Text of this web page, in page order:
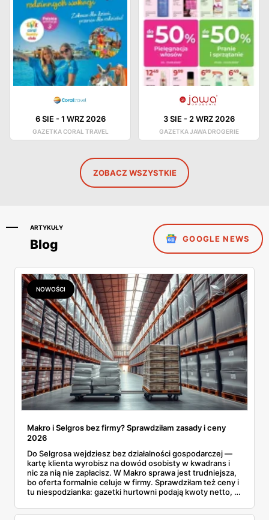
6 SIE -1 WRZ 2026
GAZETKA CORAL TRAVEL
3 SIE - 2 WRZ 2026
GAZETKA JAWA DROGERIE
ZOBACZ WSZYSTKIE
ARTYKUŁY
Blog GOOGLE NEWS
NOWOŚCI
Makro i Selgros bez firmy? Sprawdziłam zasady i ceny
2026
Do Selgrosa wejdziesz bez działalności gospodarczej —
kartę klienta wyrobisz na dowód osobisty w kwadrans i
nic za nią nie zapłacisz. W Makro sprawa jest trudniejsza,
bo oferta formalnie celuje w firmy. Sprawdziłam też ceny i
tu niespodzianka: gazetki hurtowni podają kwoty netto, a
zawsze wygrywa — ta sama kawa ziarnista kosztuje w